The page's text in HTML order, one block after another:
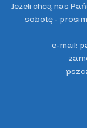
Jeżeli chcą nas
sobotę -
e-mail: